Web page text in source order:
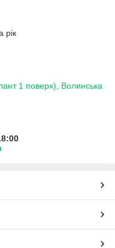
рік
1 поверх), Волинська